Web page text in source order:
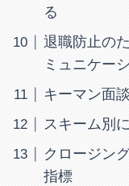
る
退職防止の
ミュニケー
キーマン面
スキーム別
クロージン
指標